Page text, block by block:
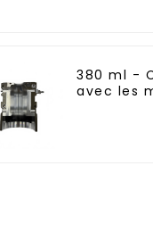
380 ml -
avec les